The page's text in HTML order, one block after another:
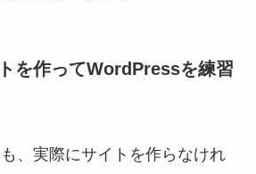
を作ってWordPressを練習
、実際にサイトを作らなけれ